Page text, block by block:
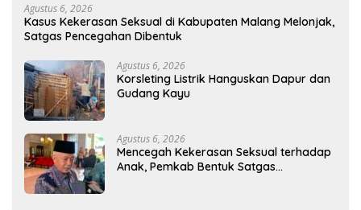
Agustus 6, 2026
Kasus Kekerasan Seksual di Kabupaten Malang Melonjak,
Satgas Pencegahan Dibentuk
Agustus 6, 2026
Korsleting Listrik Hanguskan Dapur dan
Gudang Kayu
Agustus 6, 2026
Mencegah Kekerasan Seksual terhadap
Anak, Pemkab Bentuk Satgas